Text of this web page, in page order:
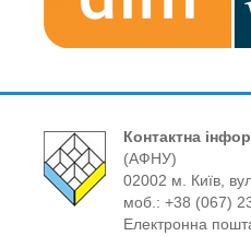
Контактна
(АФНУ)
02002 м. Київ,
моб.: +38 (067)
Електронна